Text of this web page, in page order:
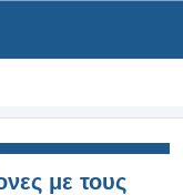
με τους